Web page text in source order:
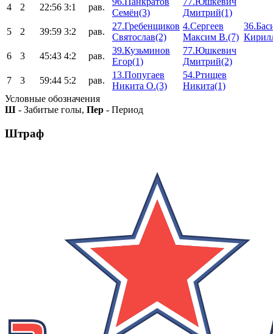
4 2 22:56 3:1 рав.
Семён(3)
Дмитрий(1)
5
2 39:59 3:2 рав.
27.Гребенщиков
Святослав(2)
4.Сергеев
Максим В.(7)
6
3 45:43 4:2 рав.
39.Кузьминов
Егор(1)
77.Юшкевич
Дмитрий(2)
7
3 59:44 5:2 рав.
13.Попугаев
Никита О.(3)
54.Ртищев
Никита(1)
Условные обозначения
Ш - Забитые голы, Пер - Период
Штраф